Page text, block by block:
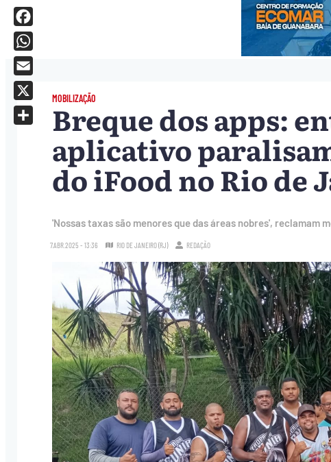
MOBILIZAÇÃO
Breque dos apps:
aplicativo
do iFood no Rio de
'Nossas taxas são menores que das áreas nobres', reclamam
7.ABR.2025 - 13:36 RIO DE JANEIRO (RJ) REDAÇÃO
Facebook
WhatsApp
Email
X